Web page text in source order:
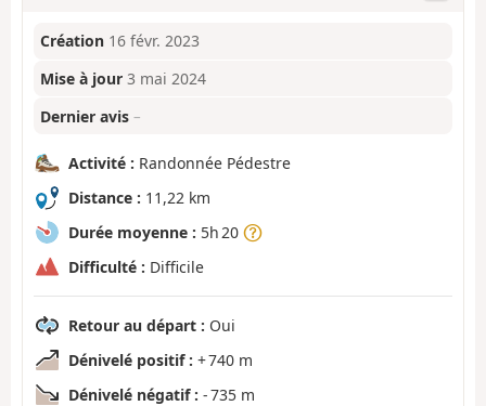
Création 16 févr. 2023
Mise à jour 3 mai 2024
Dernier avis –
Activité : Randonnée Pédestre
Distance : 11,22 km
Durée moyenne : 5h 20
Difficulté : Difficile
Retour au départ : Oui
Dénivelé positif : + 740 m
Dénivelé négatif : - 735 m